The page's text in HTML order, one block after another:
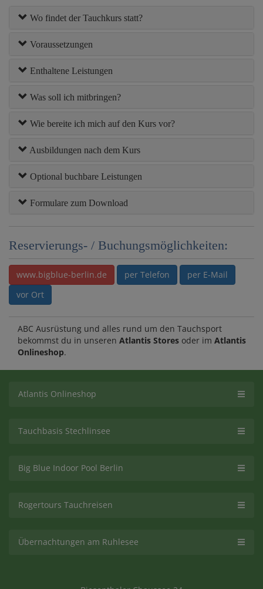
Wo findet der Tauchkurs statt?
Voraussetzungen
Enthaltene Leistungen
Was soll ich mitbringen?
Wie bereite ich mich auf den Kurs vor?
Ausbildungen nach dem Kurs
Optional buchbare Leistungen
Formulare zum Download
Reservierungs- / Buchungsmöglichkeiten:
www.bigblue-berlin.de per Telefon
per E-Mail
vor Ort
ABC Ausrüstung und alles rund um den Tauchsport
bekommst du in unseren Atlantis Stores oder im Atlantis
Onlineshop.
Atlantis Onlineshop
Tauchbasis Stechlinsee
Big Blue Indoor Pool Berlin
Rogertours Tauchreisen
Übernachtungen am Ruhlesee